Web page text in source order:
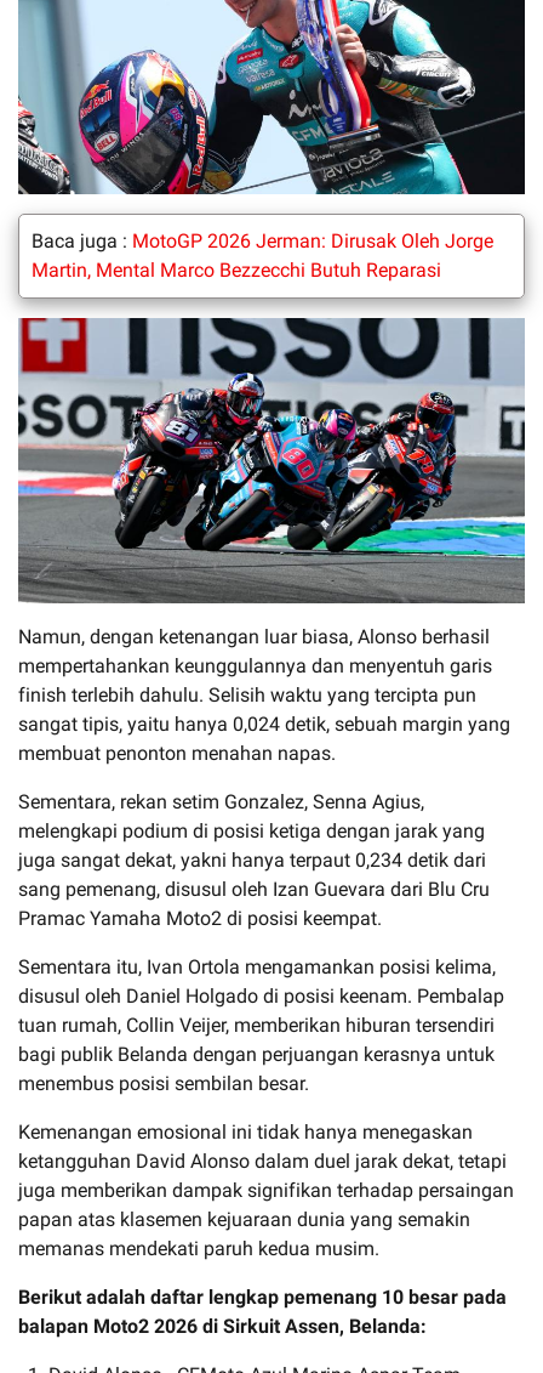
Baca juga : MotoGP 2026 Jerman: Dirusak Oleh Jorge
Martin, Mental Marco Bezzecchi Butuh Reparasi
Namun, dengan ketenangan luar biasa, Alonso berhasil
mempertahankan keunggulannya dan menyentuh garis
finish terlebih dahulu. Selisih waktu yang tercipta pun
sangat tipis, yaitu hanya 0,024 detik, sebuah margin yang
membuat penonton menahan napas.
Sementara, rekan setim Gonzalez, Senna Agius,
melengkapi podium di posisi ketiga dengan jarak yang
juga sangat dekat, yakni hanya terpaut 0,234 detik dari
sang pemenang, disusul oleh Izan Guevara dari Blu Cru
Pramac Yamaha Moto2 di posisi keempat.
Sementara itu, Ivan Ortola mengamankan posisi kelima,
disusul oleh Daniel Holgado di posisi keenam. Pembalap
tuan rumah, Collin Veijer, memberikan hiburan tersendiri
bagi publik Belanda dengan perjuangan kerasnya untuk
menembus posisi sembilan besar.
Kemenangan emosional ini tidak hanya menegaskan
ketangguhan David Alonso dalam duel jarak dekat, tetapi
juga memberikan dampak signifikan terhadap persaingan
papan atas klasemen kejuaraan dunia yang semakin
memanas mendekati paruh kedua musim.
Berikut adalah daftar lengkap pemenang 10 besar pada
balapan Moto2 2026 di Sirkuit Assen, Belanda: